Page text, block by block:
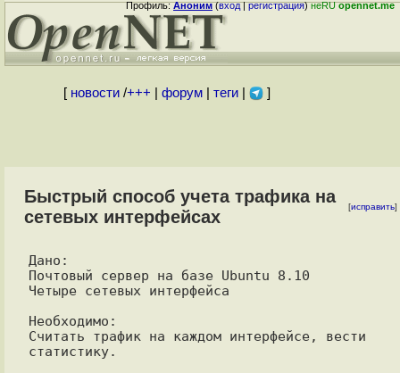
Профиль:Аноним(вход|регистрация)неRUopennet.me
[ новости/+++ форум| теги| ]
Быстрый способ учета трафика на
сетевых интерфейсах
[исправить]
Дано:
Почтовый сервер на базе Ubuntu 8.10
Четыре сетевых интерфейса
Необходимо:
Считать трафик на каждом интерфейсе, вести
статистику.